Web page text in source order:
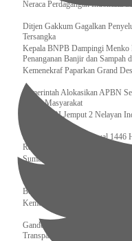
Neraca Perdagangan Indonesia
Ditjen Gakkum Gagalkan
Tersangka
Kepala BNPB Dampingi
Penanganan Banjir dan Sampah
Kemenekraf Paparkan Grand
Pemerintah Alokasikan APBN
Gratis Masyarakat
Bakamla RI Jemput 2 Nelayan
Sidang Isbat Awal Syawal 1446
Ramadan
Sumber Daya Adalah Tantangan
Dukung Kelancaran Lalu Lintas
Berlakukan Diskon Tarif Sebesar
Kemenekraf – Kemeninves
Gandeng KPK , Gus Ipul
Transparan dan Tepat Sasaran